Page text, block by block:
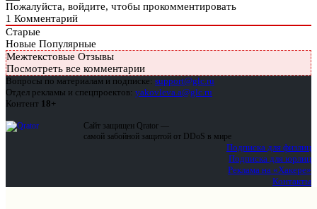
Пожалуйста, войдите, чтобы прокомментировать
1 Комментарий
Старые
Новые Популярные
Межтекстовые Отзывы
Посмотреть все комментарии
Вопросы по материалам и подписке: support@glc.ru
Отдел рекламы и спецпроектов: yakovleva.a@glc.ru
Контент 18+
Сайт защищен Qrator —
самой забойной защитой от DDoS в мире
Подписка для физлиц
Подписка для юрлиц
Реклама на «Хакере»
Контакты